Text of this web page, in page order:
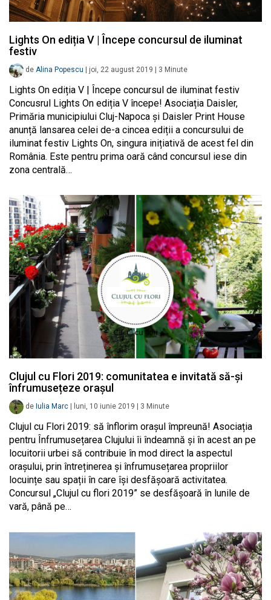
Lights On ediția V | Începe concursul de iluminat
festiv
de Alina Popescu joi, 22 august 2019 3 Minute
Lights On ediția V | Începe concursul de iluminat festiv
Concusrul Lights On ediția V începe! Asociația Daisler,
Primăria municipiului Cluj-Napoca și Daisler Print House
anunță lansarea celei de-a cincea ediții a concursului de
iluminat festiv Lights On, singura inițiativă de acest fel din
România. Este pentru prima oară când concursul iese din
zona centrală…
Clujul cu Flori 2019: comunitatea e invitată să-și
înfrumusețeze orașul
de Iulia Marc luni, 10 iunie 2019 3 Minute
Clujul cu Flori 2019: să înflorim orașul împreună! Asociația
pentru Înfrumusețarea Clujului îi îndeamnă și în acest an pe
locuitorii urbei să contribuie în mod direct la aspectul
orașului, prin întreținerea și înfrumusețarea propriilor
locuințe sau spații în care își desfășoară activitatea.
Concursul „Clujul cu flori 2019” se desfășoară în lunile de
vară, până pe…